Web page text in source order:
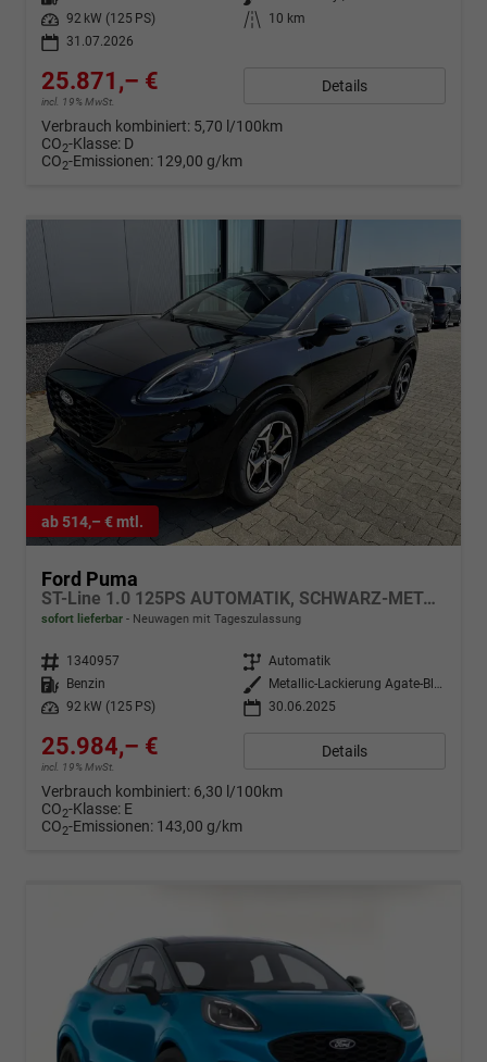
Leistung
92 kW (125 PS) Kilometerstand
10 km
31.07.2026
25.871,– €
incl. 19% MwSt.
Details
Verbrauch kombiniert: 5,70 l/100km
CO2-Klasse: D
CO2-Emissionen: 129,00 g/km
ab 514,– € mtl.
Ford Puma
ST-Line 1.0 125PS AUTOMATIK, SCHWARZ-METALLIC, 5 Jahre Garantie, Winterpaket: Sitzheizung, Beheizte Frontscheibe, 17" Alufelgen, Klimaautomatik, NAVIGATION 12", Parksensoren hinten, Rückfahrkamera, Voll-LED-Scheinwerfer, Tempomat
sofort lieferbar Neuwagen mit Tageszulassung
Fahrzeugnr. 1340957 Getriebe Automatik
Kraftstoff
Benzin Außenfarbe
Metallic-Lackierung Agate-Black
Leistung
92 kW (125 PS) 30.06.2025
25.984,– €
incl. 19% MwSt.
Details
Verbrauch kombiniert: 6,30 l/100km
CO2-Klasse: E
CO2-Emissionen: 143,00 g/km